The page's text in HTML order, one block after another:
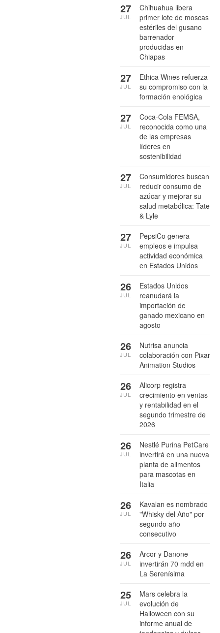
Chihuahua libera
primer lote de moscas
estériles del gusano
barrenador
producidas en
Chiapas
27
JUL
Ethica Wines refuerza
su compromiso con la
formación enológica
27
JUL
Coca-Cola FEMSA,
reconocida como una
de las empresas
líderes en
sostenibilidad
27
JUL
Consumidores buscan
reducir consumo de
azúcar y mejorar su
salud metabólica: Tate
& Lyle
27
JUL
PepsiCo genera
empleos e impulsa
actividad económica
en Estados Unidos
27
JUL
Estados Unidos
reanudará la
importación de
ganado mexicano en
agosto
26
JUL
Nutrisa anuncia
colaboración con Pixar
Animation Studios
26
JUL
Alicorp registra
crecimiento en ventas
y rentabilidad en el
segundo trimestre de
2026
26
JUL
Nestlé Purina PetCare
invertirá en una nueva
planta de alimentos
para mascotas en
Italia
26
JUL
Kavalan es nombrado
"Whisky del Año" por
segundo año
consecutivo
26
JUL
Arcor y Danone
invertirán 70 mdd en
La Serenísima
26
JUL
Mars celebra la
evolución de
Halloween con su
informe anual de
25
JUL